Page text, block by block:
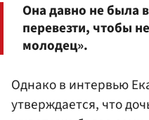
Она давно не была
перевезти, чтобы
молодец».
Однако в интервью
утверждается, что